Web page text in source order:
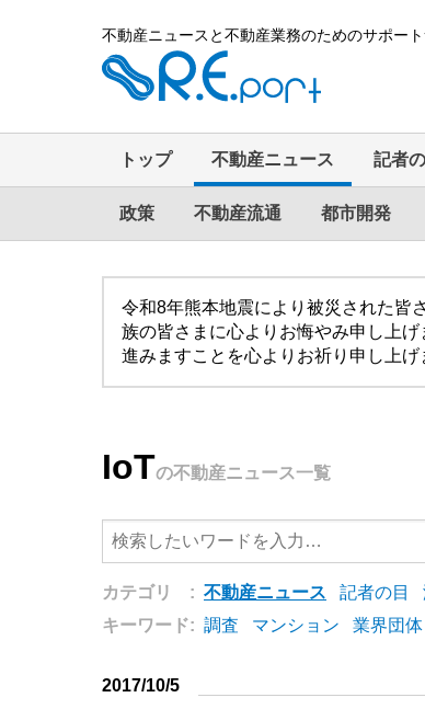
不動産ニュースと不動産業務のためのサポート
トップ 不動産ニュース 記者
政策 不動産流通 都市開発
令和8年熊本地震により被災された皆
族の皆さまに心よりお悔やみ申し上
進みますことを心よりお祈り申し上げ
IoTの不動産ニュース一覧
カテゴリ : 不動産ニュース 記者の目
キーワード: 調査 マンション 業界団体
2017/10/5